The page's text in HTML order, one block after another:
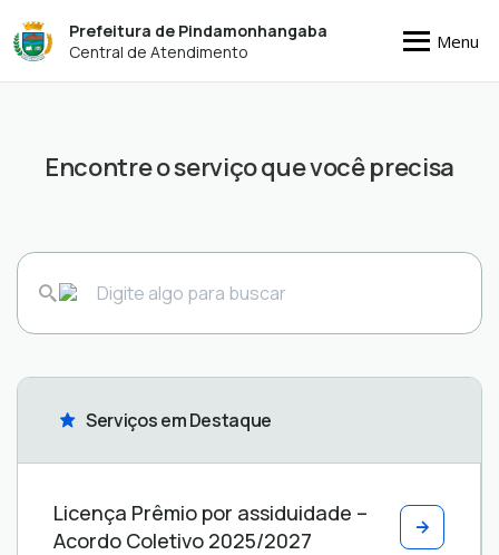
Prefeitura de Pindamonhangaba
Central de Atendimento
Menu
Encontre o serviço que você precisa
Serviços em Destaque
Licença Prêmio por assiduidade –
Acordo Coletivo 2025/2027